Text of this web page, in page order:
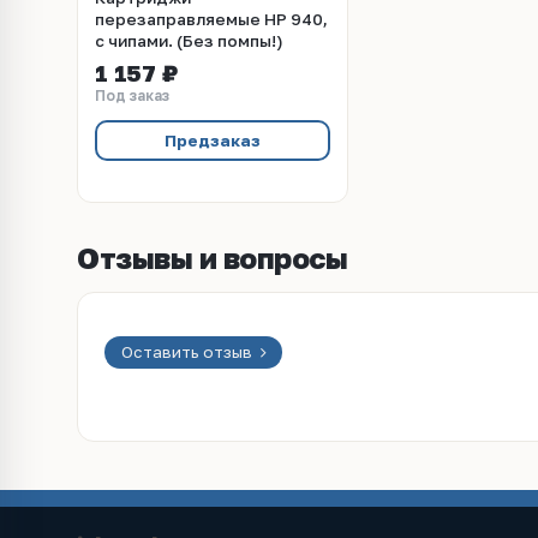
перезаправляемые HP 940,
с чипами. (Без помпы!)
1 157 ₽
Под заказ
Предзаказ
Отзывы и вопросы
Оставить отзыв